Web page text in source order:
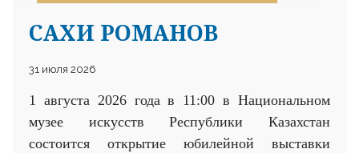
САХИ РОМАНОВ
31 июля 2026
1 августа 2026 года в 11:00 в Национальном
музее искусств Республики Казахстан
состоится открытие юбилейной выставки